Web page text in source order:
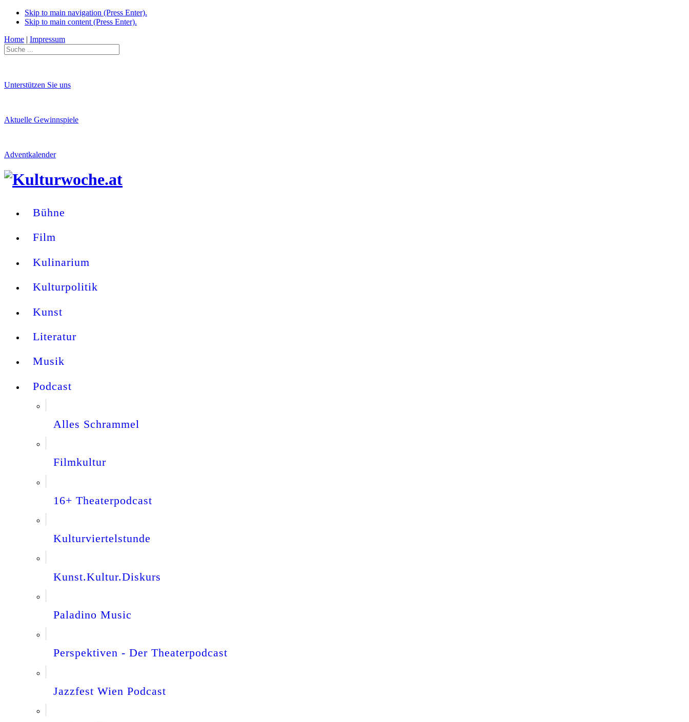
Skip to main navigation (Press Enter).
Skip to main content (Press Enter).
Home | Impressum
Unterstützen Sie uns
Aktuelle Gewinnspiele
Adventkalender
Bühne
Film
Kulinarium
Kulturpolitik
Kunst
Literatur
Musik
Podcast
Alles Schrammel
Filmkultur
16+ Theaterpodcast
Kulturviertelstunde
Kunst.Kultur.Diskurs
Paladino Music
Perspektiven - Der Theaterpodcast
Jazzfest Wien Podcast